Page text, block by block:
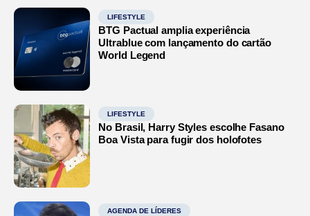
LIFESTYLE
BTG Pactual amplia experiência
Ultrablue com lançamento do cartão
World Legend
LIFESTYLE
No Brasil, Harry Styles escolhe Fasano
Boa Vista para fugir dos holofotes
AGENDA DE LÍDERES